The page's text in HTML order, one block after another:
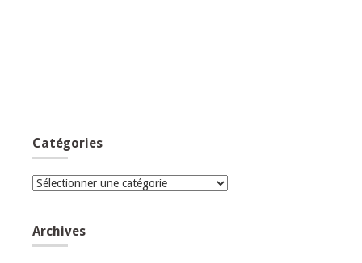
Catégories
Catégories
Archives